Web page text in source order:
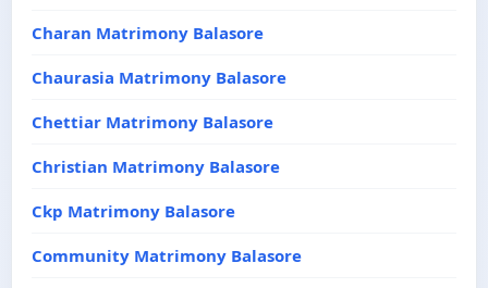
Charan Matrimony Balasore
Chaurasia Matrimony Balasore
Chettiar Matrimony Balasore
Christian Matrimony Balasore
Ckp Matrimony Balasore
Community Matrimony Balasore